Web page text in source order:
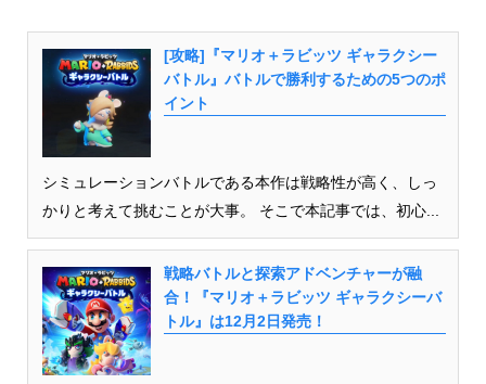
[攻略]『マリオ＋ラビッツ ギャラクシー
バトル』バトルで勝利するための5つのポ
イント
シミュレーションバトルである本作は戦略性が高く、しっ
かりと考えて挑むことが大事。 そこで本記事では、初心...
戦略バトルと探索アドベンチャーが融
合！『マリオ＋ラビッツ ギャラクシーバ
トル』は12月2日発売！